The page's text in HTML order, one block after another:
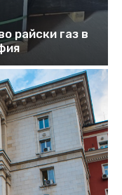
райски газ в